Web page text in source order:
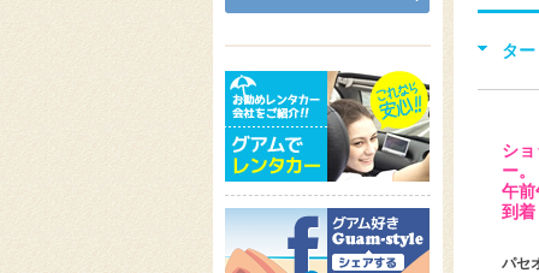
タ
シ
ー。
午前
到着
パセ